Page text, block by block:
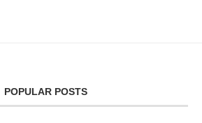
POPULAR POSTS